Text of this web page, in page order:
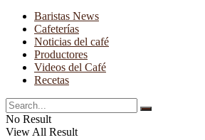
Baristas News
Cafeterías
Noticias del café
Productores
Videos del Café
Recetas
No Result
View All Result